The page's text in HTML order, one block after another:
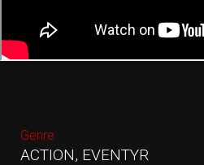
Genre
ACTION, EVENTYR